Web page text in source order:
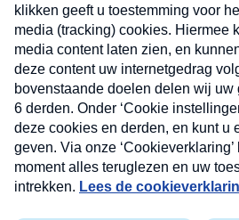
Nieuwsbrief
Neem hier een gratis
nieuwsbrief. Elke vrijdag- en